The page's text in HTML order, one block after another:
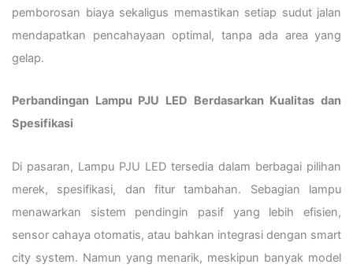
pemborosan biaya sekaligus memastikan setiap sudut jalan
mendapatkan pencahayaan optimal, tanpa ada area yang
gelap.
Perbandingan Lampu PJU LED Berdasarkan Kualitas dan
Spesifikasi
Di pasaran, Lampu PJU LED tersedia dalam berbagai pilihan
merek, spesifikasi, dan fitur tambahan. Sebagian lampu
menawarkan sistem pendingin pasif yang lebih efisien,
sensor cahaya otomatis, atau bahkan integrasi dengan smart
city system. Namun yang menarik, meskipun banyak model